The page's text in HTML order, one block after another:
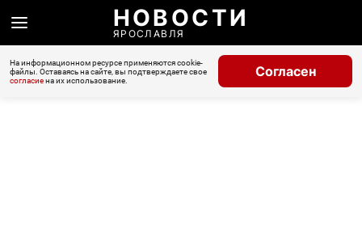
НОВОСТИ
ЯРОСЛАВЛЯ
На информационном ресурсе применяются cookie-
файлы. Оставаясь на сайте, вы подтверждаете свое
согласиена их использование.
Согласен